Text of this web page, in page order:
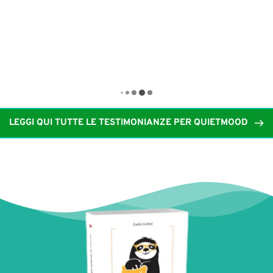
LEGGI QUI TUTTE LE TESTIMONIANZE PER QUIETMOOD